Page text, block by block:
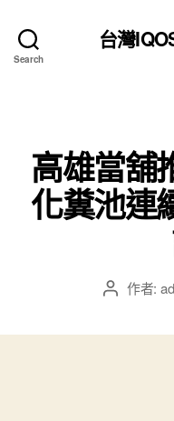
Search
台灣
高雄當舖
化糞池連
文 作者: